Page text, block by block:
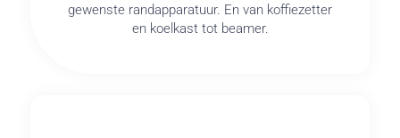
gewenste randapparatuur. En van koffiezetter
en koelkast tot beamer.